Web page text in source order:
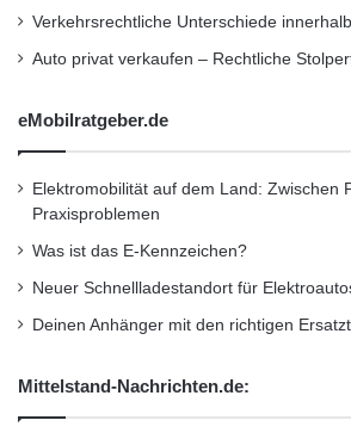
insgesamt einfacher bedienen.
mobile Überweisung
allemal. Nur von der
T-Banking 2.1.1
sollten iPhone- und iPad-
Finger lassen – außer der
In punkto Sicherheit sind bis
letztplatzierte Steganos Online-
(Testergebnis: 2,63; Preis:
v
a
n
s
e
e
Verkehrsrechtliche Unterschiede
Auto privat verkaufen – Rechtliche
eMobilratgeber.de
Elektromobilität auf dem Land: Zwischen
Praxisproblemen
Was ist das E-Kennzeichen?
Neuer Schnellladestandort für
Deinen Anhänger mit den richtigen
Mittelstand-Nachrichten.de: